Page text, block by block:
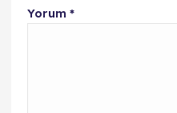
Yorum *